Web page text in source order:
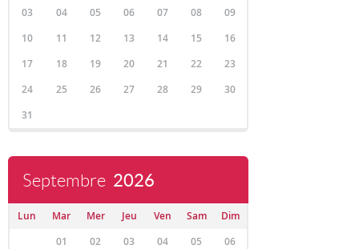
03
04 05 06 07 08
09
10
11 12 13 14 15
16
17
18 19 20 21 22
23
24
25 26 27 28 29
30
31
Septembre 2026
Lun Mar Mer Jeu Ven Sam
Dim
01
02 03 04 05
06